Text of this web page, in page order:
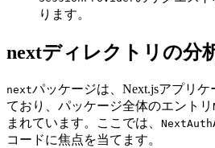
ります。
nextディレクトリの分
nextパッケージは、Next.jsアプリ
ており、パッケージ全体のエントリ
まれています。ここでは、
コードに焦点を当てます。